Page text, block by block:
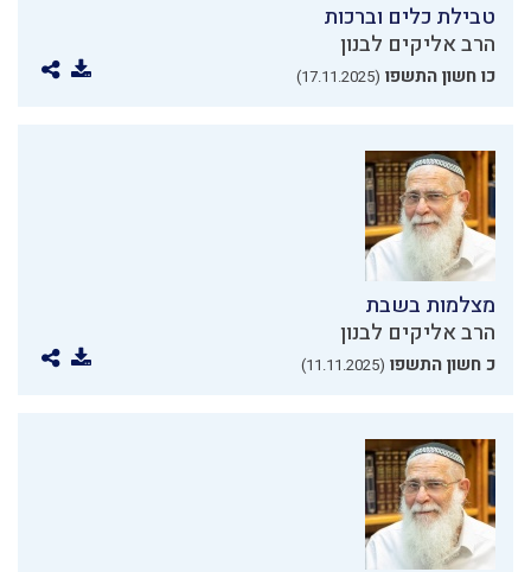
טבילת כלים וברכות
הרב אליקים לבנון
כו חשון התשפו (17.11.2025)
מצלמות בשבת
הרב אליקים לבנון
כ חשון התשפו (11.11.2025)